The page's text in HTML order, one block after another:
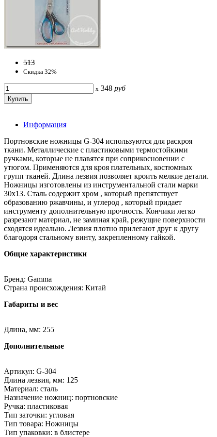
513
Скидка 32%
x 348 руб
Информация
Портновские ножницы G-304 используются для раскроя
ткани. Металлические с пластиковыми термостойкими
ручками, которые не плавятся при соприкосновении с
утюгом. Применяются для кроя плательных, костюмных
групп тканей. Длина лезвия позволяет кроить мелкие детали.
Ножницы изготовлены из инструментальной стали марки
30x13. Сталь содержит хром , который препятствует
образованию ржавчины, и углерод , который придает
инструменту дополнительную прочность. Кончики легко
разрезают материал, не заминая край, режущие поверхности
сходятся идеально. Лезвия плотно прилегают друг к другу
благодоря стальному винту, закрепленному гайкой.
Общие характеристики
Бренд: Gamma
Страна происхождения: Китай
Габариты и вес
Длина, мм: 255
Дополнительные
Артикул: G-304
Длина лезвия, мм: 125
Материал: сталь
Назначение ножниц: портновские
Ручка: пластиковая
Тип заточки: угловая
Тип товара: Ножницы
Тип упаковки: в блистере